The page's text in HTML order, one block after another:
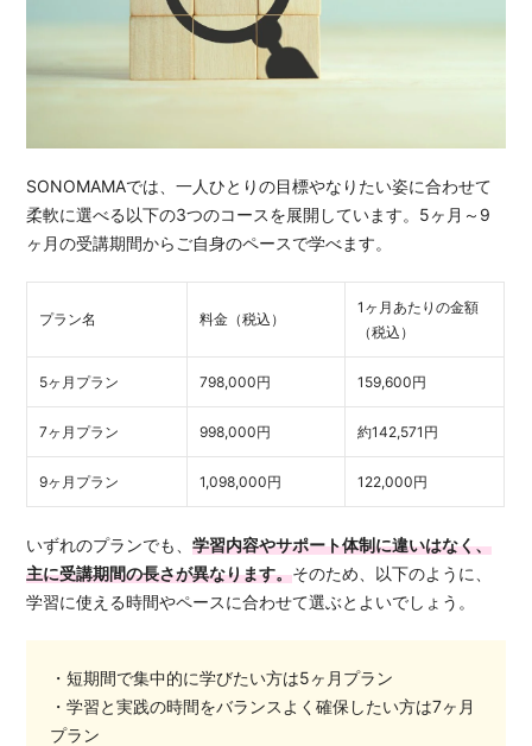
SONOMAMAでは、一人ひとりの目標やなりたい姿に合わせて
柔軟に選べる以下の3つのコースを展開しています。5ヶ月～9
ヶ月の受講期間からご自身のペースで学べます。
プラン名 料金（税込）
1ヶ月あたりの金額
（税込）
5ヶ月プラン 798,000円 159,600円
7ヶ月プラン 998,000円 約142,571円
9ヶ月プラン 1,098,000円 122,000円
いずれのプランでも、学習内容やサポート体制に違いはなく、
主に受講期間の長さが異なります。そのため、以下のように、
学習に使える時間やペースに合わせて選ぶとよいでしょう。
・短期間で集中的に学びたい方は5ヶ月プラン
・学習と実践の時間をバランスよく確保したい方は7ヶ月
プラン